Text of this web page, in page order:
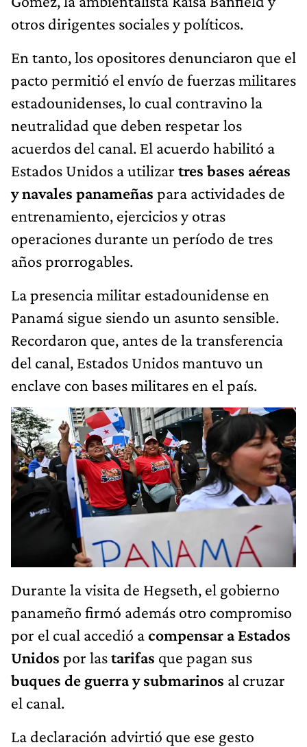
otros dirigentes sociales y políticos.
En tanto, los opositores denunciaron que el
pacto permitió el envío de fuerzas militares
estadounidenses, lo cual contravino la
neutralidad que deben respetar los
acuerdos del canal. El acuerdo habilitó a
Estados Unidos a utilizar tres bases aéreas
y navales panameñas para actividades de
entrenamiento, ejercicios y otras
operaciones durante un período de tres
años prorrogables.
La presencia militar estadounidense en
Panamá sigue siendo un asunto sensible.
Recordaron que, antes de la transferencia
del canal, Estados Unidos mantuvo un
enclave con bases militares en el país.
Durante la visita de Hegseth, el gobierno
panameño firmó además otro compromiso
por el cual accedió acompensar a Estados
Unidos por lastarifas que pagan sus
buques de guerra y submarinos al cruzar
el canal.
La declaración advirtió que ese gesto